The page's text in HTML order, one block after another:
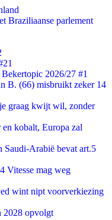
Braziliaanse parlement
2026/27 #1
B. (66) misbruikt zeker 14
graag kwijt wil, zonder
kobalt, Europa zal
Saudi-Arabië bevat art.5
Vitesse mag weg
wint nipt voorverkiezing
2028 opvolgt